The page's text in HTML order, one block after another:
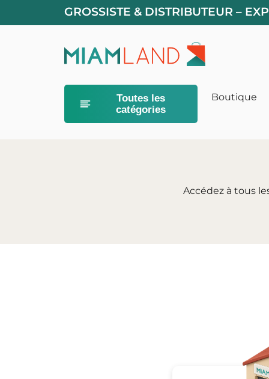
GROSSISTE & DISTRIBUTEUR –
Toutes les
catégories
Litières pour
Boutique
Accédez à tous